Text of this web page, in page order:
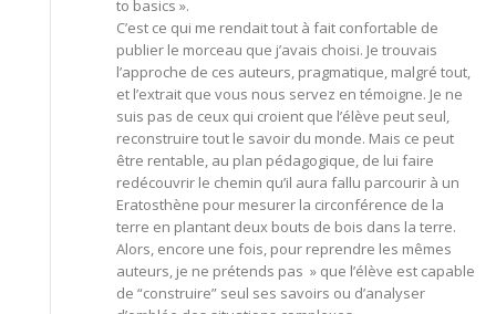
to basics ».
C’est ce qui me rendait tout à fait confortable de
publier le morceau que j’avais choisi. Je trouvais
l’approche de ces auteurs, pragmatique, malgré tout,
et l’extrait que vous nous servez en témoigne. Je ne
suis pas de ceux qui croient que l’élève peut seul,
reconstruire tout le savoir du monde. Mais ce peut
être rentable, au plan pédagogique, de lui faire
redécouvrir le chemin qu’il aura fallu parcourir à un
Eratosthène pour mesurer la circonférence de la
terre en plantant deux bouts de bois dans la terre.
Alors, encore une fois, pour reprendre les mêmes
auteurs, je ne prétends pas » que l’élève est capable
de “construire” seul ses savoirs ou d’analyser